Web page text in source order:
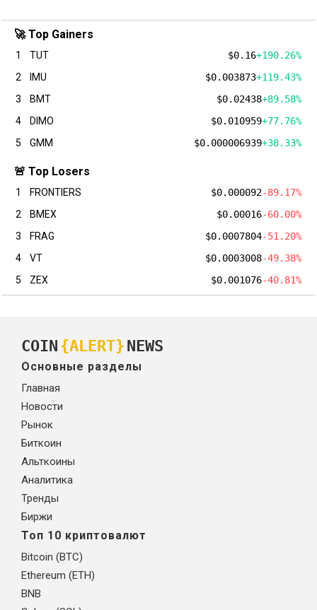
🚀 Top Gainers
1 TUT $0.16+190.26%
2
IMU $0.003873+119.43%
3
BMT $0.02438+89.58%
4
DIMO $0.010959+77.76%
5
GMM $0.000006939+38.33%
🚨 Top Losers
1 FRONTIERS $0.000092-89.17%
2
BMEX $0.00016-60.00%
3
FRAG $0.0007804-51.20%
4
VT $0.0003008-49.38%
5
ZEX $0.001076-40.81%
COIN {ALERT} NEWS
Основные разделы
Главная
Новости
Рынок
Биткоин
Альткоины
Аналитика
Тренды
Биржи
Топ 10 криптовалют
Bitcoin (BTC)
Ethereum (ETH)
BNB